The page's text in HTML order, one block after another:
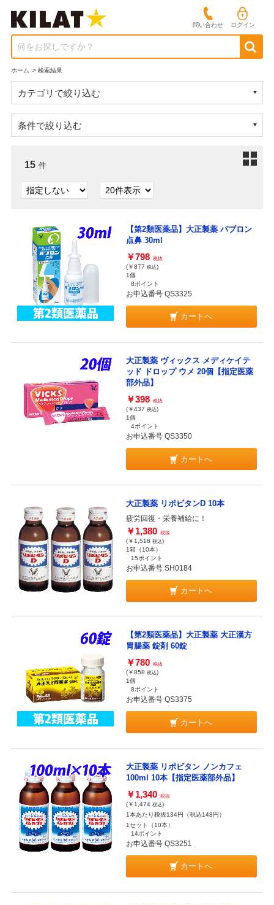
問い合わせ ログイン
何をお探しですか？
ホーム > 検索結果
カテゴリで絞り込む
条件で絞り込む
15 件
【第2類医薬品】大正製薬 パブロン
点鼻 30ml
￥798 税抜
(￥877 税込)
1個
8ポイント
お申込番号 QS3325
カートへ
大正製薬 ヴィックス メディケイテ
ッド ドロップ ウメ 20個【指定医薬
部外品】
￥398 税抜
(￥437 税込)
1個
4ポイント
お申込番号 QS3350
カートへ
大正製薬 リポビタンD 10本
疲労回復・栄養補給に！
￥1,380 税抜
(￥1,518 税込)
1箱（10本）
15ポイント
お申込番号 SH0184
カートへ
【第2類医薬品】大正製薬 大正漢方
胃腸薬 錠剤 60錠
￥780 税抜
(￥858 税込)
1個
8ポイント
お申込番号 QS3375
カートへ
大正製薬 リポビタン ノンカフェ
100ml 10本【指定医薬部外品】
￥1,340 税抜
(￥1,474 税込)
1本あたり税抜134円（税込148円）
1セット（10本）
14ポイント
お申込番号 QS3251
カートへ